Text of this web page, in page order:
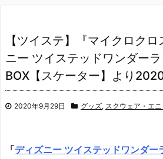
【ツイステ】『マイクロク
ニー ツイステッドワンダーラ
BOX【スケーター】より
2020年9月29日 グッズ, スクウェア・エ
「ディズニー ツイステッドワンダー